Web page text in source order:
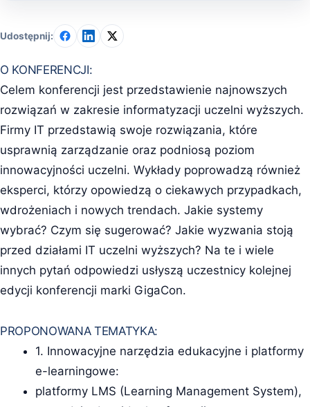
Udostępnij:
O KONFERENCJI:
Celem konferencji jest przedstawienie najnowszych
rozwiązań w zakresie informatyzacji uczelni wyższych.
Firmy IT przedstawią swoje rozwiązania, które
usprawnią zarządzanie oraz podniosą poziom
innowacyjności uczelni. Wykłady poprowadzą również
eksperci, którzy opowiedzą o ciekawych przypadkach,
wdrożeniach i nowych trendach. Jakie systemy
wybrać? Czym się sugerować? Jakie wyzwania stoją
przed działami IT uczelni wyższych? Na te i wiele
innych pytań odpowiedzi usłyszą uczestnicy kolejnej
edycji konferencji marki GigaCon.
PROPONOWANA TEMATYKA:
1. Innowacyjne narzędzia edukacyjne i platformy
e-learningowe:
platformy LMS (Learning Management System),